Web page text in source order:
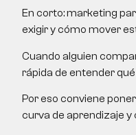
En corto: marketing
exigir y cómo mover
Cuando alguien
rápida de entender
Por eso conviene
curva de aprendizaje